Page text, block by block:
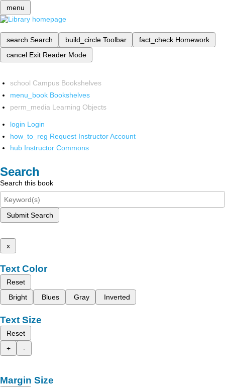
menu
search Search build_circle Toolbar fact_check Homework
cancel Exit Reader Mode
school Campus Bookshelves
menu_book Bookshelves
perm_media Learning Objects
login Login
how_to_reg Request Instructor Account
hub Instructor Commons
Search
Search this book
Submit Search
x
Text Color
Reset
Bright
Blues Gray Inverted
Text Size
Reset
+
-
Margin Size